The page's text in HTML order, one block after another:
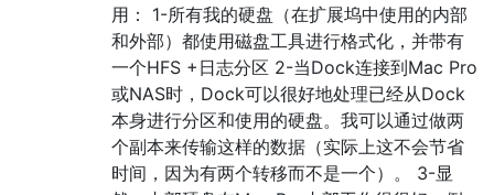
用： 1-所有我的硬盘（在扩展坞中使用的内部
和外部）都使用磁盘工具进行格式化，并带有
一个HFS +日志分区 2-当Dock连接到Mac Pro
或NAS时，Dock可以很好地处理已经从Dock
本身进行分区和使用的硬盘。我可以通过做两
个副本来传输这样的数据（实际上这不会节省
时间，因为有两个转移而不是一个）。 3-显